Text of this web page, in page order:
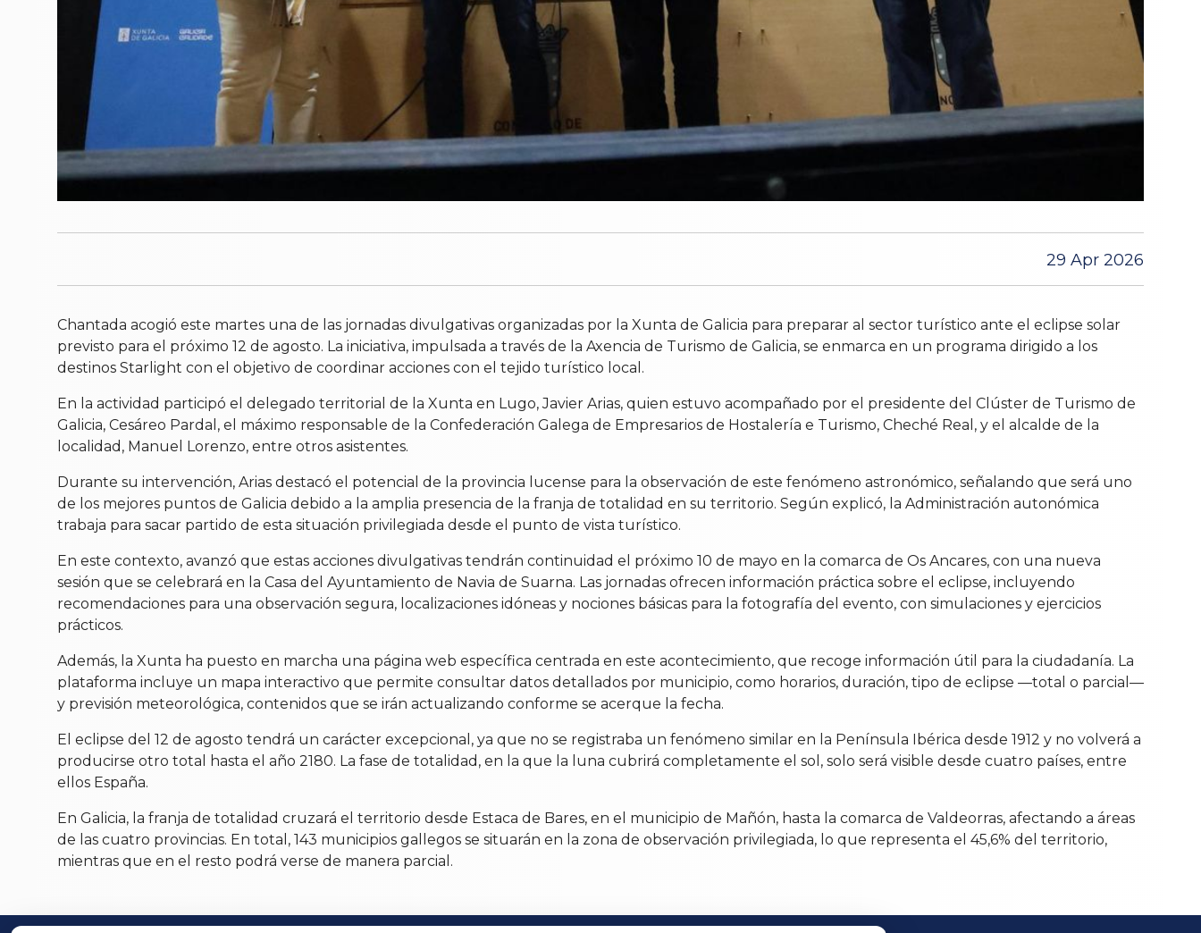
29 Apr 2026
Chantada acogió este martes una de las jornadas divulgativas organizadas por la Xunta de Galicia para preparar al sector turístico ante el eclipse solar
previsto para el próximo 12 de agosto. La iniciativa, impulsada a través de la Axencia de Turismo de Galicia, se enmarca en un programa dirigido a los
destinos Starlight con el objetivo de coordinar acciones con el tejido turístico local.
En la actividad participó el delegado territorial de la Xunta en Lugo, Javier Arias, quien estuvo acompañado por el presidente del Clúster de Turismo de
Galicia, Cesáreo Pardal, el máximo responsable de la Confederación Galega de Empresarios de Hostalería e Turismo, Cheché Real, y el alcalde de la
localidad, Manuel Lorenzo, entre otros asistentes.
Durante su intervención, Arias destacó el potencial de la provincia lucense para la observación de este fenómeno astronómico, señalando que será uno
de los mejores puntos de Galicia debido a la amplia presencia de la franja de totalidad en su territorio. Según explicó, la Administración autonómica
trabaja para sacar partido de esta situación privilegiada desde el punto de vista turístico.
En este contexto, avanzó que estas acciones divulgativas tendrán continuidad el próximo 10 de mayo en la comarca de Os Ancares, con una nueva
sesión que se celebrará en la Casa del Ayuntamiento de Navia de Suarna. Las jornadas ofrecen información práctica sobre el eclipse, incluyendo
recomendaciones para una observación segura, localizaciones idóneas y nociones básicas para la fotografía del evento, con simulaciones y ejercicios
prácticos.
Además, la Xunta ha puesto en marcha una página web específica centrada en este acontecimiento, que recoge información útil para la ciudadanía. La
plataforma incluye un mapa interactivo que permite consultar datos detallados por municipio, como horarios, duración, tipo de eclipse —total o parcial—
y previsión meteorológica, contenidos que se irán actualizando conforme se acerque la fecha.
El eclipse del 12 de agosto tendrá un carácter excepcional, ya que no se registraba un fenómeno similar en la Península Ibérica desde 1912 y no volverá a
producirse otro total hasta el año 2180. La fase de totalidad, en la que la luna cubrirá completamente el sol, solo será visible desde cuatro países, entre
ellos España.
En Galicia, la franja de totalidad cruzará el territorio desde Estaca de Bares, en el municipio de Mañón, hasta la comarca de Valdeorras, afectando a áreas
de las cuatro provincias. En total, 143 municipios gallegos se situarán en la zona de observación privilegiada, lo que representa el 45,6% del territorio,
mientras que en el resto podrá verse de manera parcial.